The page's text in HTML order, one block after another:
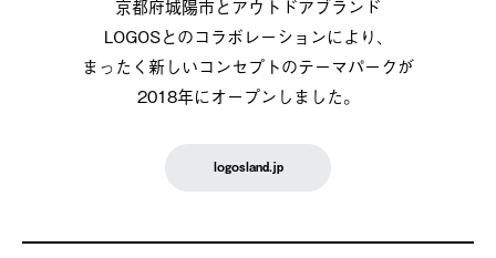
京都府城陽市とアウトドアブランド
LOGOSとのコラボレーションにより、
まったく新しいコンセプトのテーマパークが
2018年にオープンしました。
logosland.jp